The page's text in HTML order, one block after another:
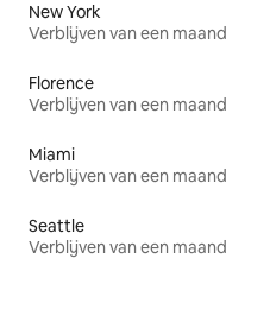
New York
Verblijven van een maand
Florence
Verblijven van een maand
Miami
Verblijven van een maand
Seattle
Verblijven van een maand